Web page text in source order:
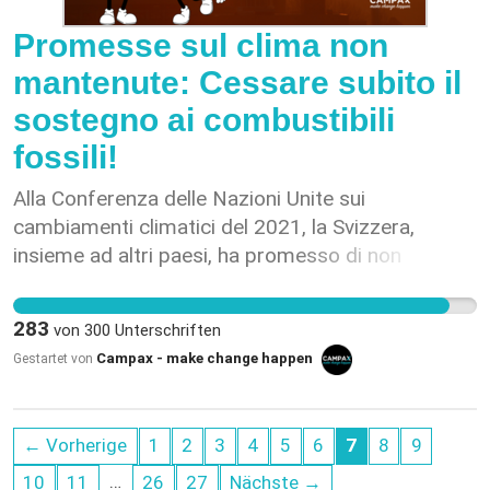
(zone agricole, rte du Canada, ch. des Tattes…)
pour en faire des zones de chantier • la disparition
de la zone au Moulin • des milliers de
mouvements de camion pendant cette période
Promesse sul clima non
mantenute: Cessare subito il
sostegno ai combustibili
fossili!
Alla Conferenza delle Nazioni Unite sui
cambiamenti climatici del 2021, la Svizzera,
insieme ad altri paesi, ha promesso di non
all'estero. Ciò significa non favorire più le aziende
svizzere coinvolte in progetti di combustibili
fossili all'estero. Il 7 agosto 2024, la SRF ha reso
mantenendo questa promessa. La SERV, Agenzia
Federale per la Promozione delle Esportazioni
Svizzere, sta sostenendo una nuovissima centrale
283 von 300 Unterschriften
Gestartet von Campax - make change happen
← Vorherige 1 2 3 4 5 6 7 8
9
10
11 … 26 27 Nächste →